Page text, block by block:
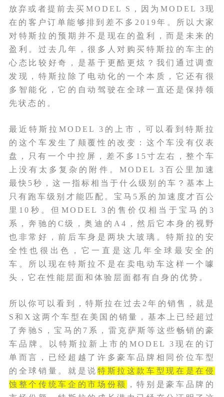
放弃或者提前去买MODEL S，因为MODEL 3现
在的客户订单能够排到差不多2019年。所以大家
对特斯拉的预期并不是现在的盈利，而是未来的
盈利。过去几年，很多人对购买特斯拉的车主的
心态比较好奇，是基于更酷更炫？我们通过调查
发现，特斯拉除了电动化的一个本质，它还有很
多智能化，它的自动驾驶在全球一直还是保持领
先状态的。
最近特斯拉MODEL 3的上市，可以看到特斯拉
的这个车发生了颠覆性的改变：这个车没有仪表
盘，只有一个中控屏，差不多15寸左右，整个车
上没有太多复杂的附件。MODEL 3百公里加速
最快5秒，这一指标相当于什么级别的车？基本上
只有跑车级别才能匹配。宝马5系的加速度才百公
里10秒。但MODEL 3的售价仅相当于宝马的3
系，奔驰的C级，奥迪的A4，然后它本身的视野
也非常好，前后车身是两块大玻璃。特斯拉的安
全性也很出色，它一直是这几年全球最安全的
车。所以现在特斯拉不是在卖电动车这样一个噱
头，它在性能层面和体验层面都有自身的优势。
所以你可以看到，特斯拉在过去2年的销售，就是
S和X这两个车型在美国的销量，基本上已经超过
了奔驰S，宝马的7系，雷克萨斯等这些畅销的豪
车品牌。以特斯拉新上市的MODEL 3现在的订
单而言，已经超越了许多豪车品牌相同价位车型
的全球销量。就是说 特斯拉这款车型现在是在侵
蚀整个传统车企的市场份额
，特别是豪车品牌的